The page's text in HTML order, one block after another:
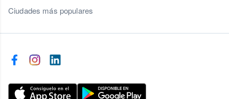
Ciudades más populares